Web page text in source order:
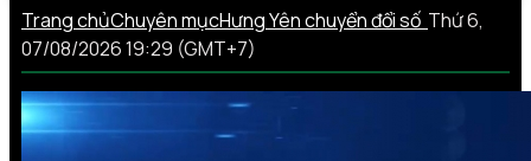
Trang chủChuyên mụcHưng Yên chuyển đổi số Thứ 6,
07/08/2026 19:29 (GMT+7)